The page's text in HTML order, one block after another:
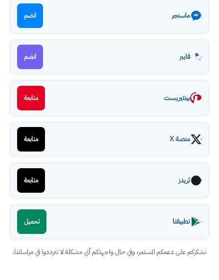
ماسنجر انضم
فايبر انضم
بينتيريست متابعة
منصة X متابعة
ثريدز متابعة
تطبيقنا تحميل
نشكركم على دعمكم المستمر، وفي حال واجهتكم أي مشكلة لا تترددوا في مراسلتنا.